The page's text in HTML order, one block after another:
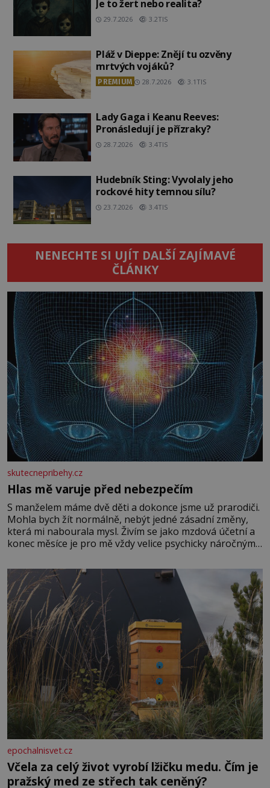
Je to žert nebo realita?
29.7.2026 3.2TIS
Pláž v Dieppe: Znějí tu ozvěny
mrtvých vojáků?
PREMIUM 28.7.2026 3.1TIS
Lady Gaga i Keanu Reeves:
Pronásledují je přízraky?
28.7.2026 3.4TIS
Hudebník Sting: Vyvolaly jeho
rockové hity temnou sílu?
23.7.2026 3.4TIS
NENECHTE SI UJÍT DALŠÍ ZAJÍMAVÉ
ČLÁNKY
skutecnepribehy.cz
Hlas mě varuje před nebezpečím
S manželem máme dvě děti a dokonce jsme už prarodiči.
Mohla bych žít normálně, nebýt jedné zásadní změny,
která mi nabourala mysl. Živím se jako mzdová účetní a
konec měsíce je pro mě vždy velice psychicky náročným
dál častěji volá o pomoc, co se hlídání týče. Dalo by se
epochalnisvet.cz
Včela za celý život vyrobí lžičku medu. Čím je
pražský med ze střech tak ceněný?